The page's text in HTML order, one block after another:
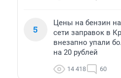
5
Цены на бензин
сети заправок в
внезапно упали
на 20 рублей
14 418 60